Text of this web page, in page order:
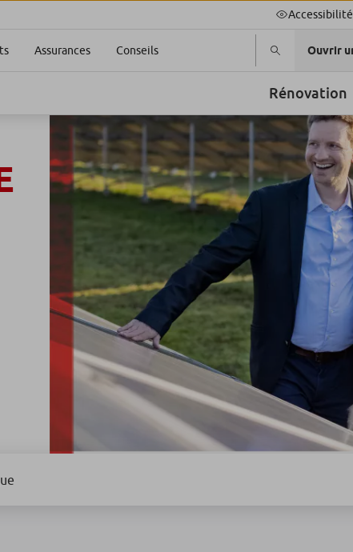
Accessibilité
Assurances Conseils Ouvrir
Rénovation